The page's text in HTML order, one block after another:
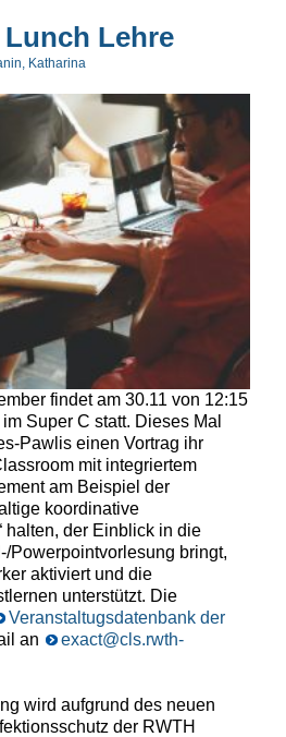
Lehre
Katharina
findet am 30.11 von 12:15
Super C statt. Dieses Mal
Pawlis einen Vortrag ihr
mit integriertem
am Beispiel der
koordinative
halten, der Einblick in die
Powerpointvorlesung bringt,
aktiviert und die
unterstützt. Die
Veranstaltugsdatenbank der
an
exact@cls.rwth-
wird aufgrund des neuen
der RWTH